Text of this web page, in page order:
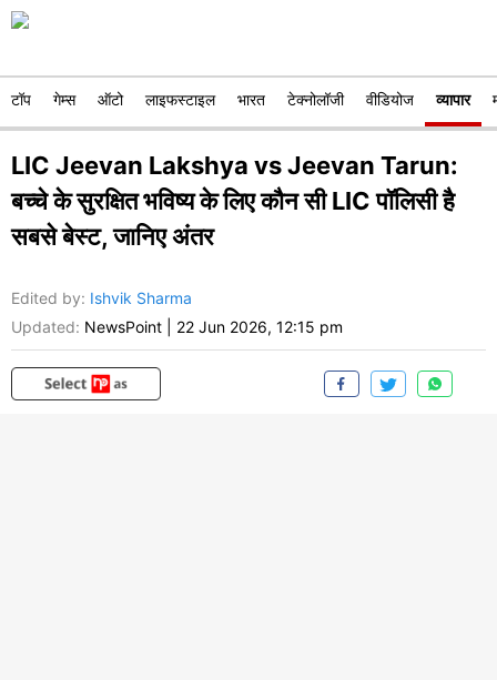
टॉप गेम्स ऑटो लाइफस्टाइल भारत टेक्नोलॉजी वीडियोज व्यापार
LIC Jeevan Lakshya vs Jeevan Tarun:
बच्चे के सुरक्षित भविष्य के लिए कौन सी LIC पॉलिसी है
सबसे बेस्ट, जानिए अंतर
Edited by: Ishvik Sharma
Updated: NewsPoint 22 Jun 2026, 12:15 pm